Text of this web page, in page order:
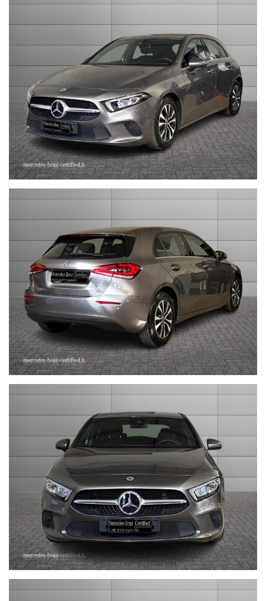
LA INVITIAMO A SPECIFICARE:
- UN RECAPITO TELEFONICO
- IN CASO DI AUTO DA DARE IN PERMUTA (MODELLO, ANNO DI
IMMATRICOLAZIONE, KM)
STEFAUTO S.P.A.BOLOGNA
VIA BENTINI, 111
VIALE BERTI - PICHAT, 10 - 40127 BOLOGNA
--------------------------------------------------------------------------
Stefauto S.p.a. declina ogni responsabilità per eventuali non
conformità relative ad equipaggiamento, omologazioni anti
inquinamento, accessori, ecc. pubblicate nei diversi portali.
Dette informazioni che non rappresentano in alcun modo un
impegno contrattuale in quanto non ci è possibile intervenire su
eventuali errori di stampa.